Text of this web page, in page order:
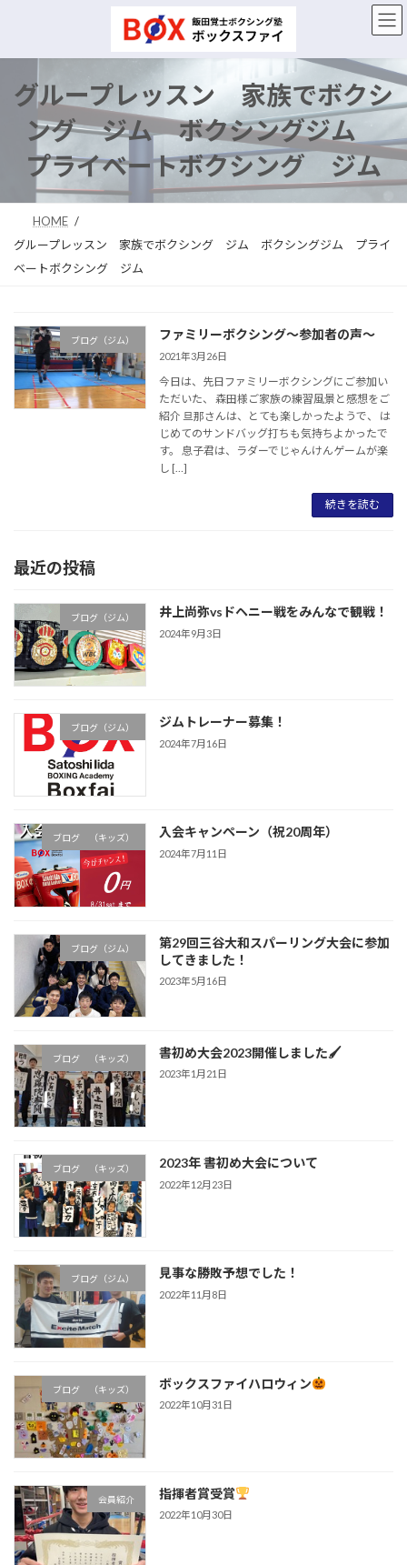
ン
ー
グループレッスン 家族でボクシ
ング ジム ボクシングジム
プライベートボクシング ジム
HOME
グループレッスン 家族でボクシング ジム ボクシングジム プライ
ベートボクシング ジム
ブログ（ジム） ファミリーボクシング～参加者の声～
2021年3月26日
今日は、先日ファミリーボクシングにご参加い
ただいた、 森田様ご家族の練習風景と感想をご
紹介 旦那さんは、とても楽しかったようで、 は
じめてのサンドバッグ打ちも気持ちよかったで
す。 息子君は、ラダーでじゃんけんゲームが楽
し […]
続きを読む
最近の投稿
ブログ（ジム） 井上尚弥vsドヘニー戦をみんなで観戦！
2024年9月3日
ブログ（ジム） ジムトレーナー募集！
2024年7月16日
ブログ （キッズ） 入会キャンペーン（祝20周年）
2024年7月11日
ブログ（ジム）
第29回三谷大和スパーリング大会に参加
してきました！
2023年5月16日
ブログ （キッズ） 書初め大会2023開催しました🖌
2023年1月21日
ブログ （キッズ） 2023年 書初め大会について
2022年12月23日
ブログ（ジム） 見事な勝敗予想でした！
2022年11月8日
ブログ （キッズ） ボックスファイハロウィン
2022年10月31日
会員紹介 指揮者賞受賞
2022年10月30日